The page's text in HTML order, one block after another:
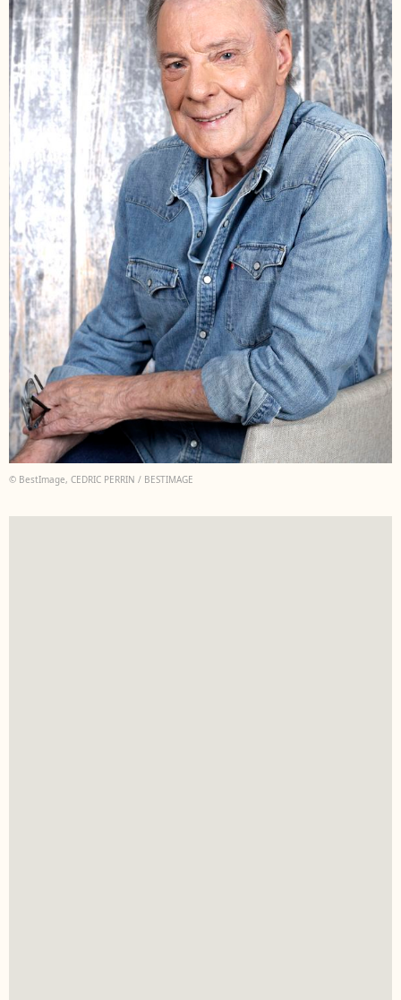
© BestImage, CEDRIC PERRIN / BESTIMAGE